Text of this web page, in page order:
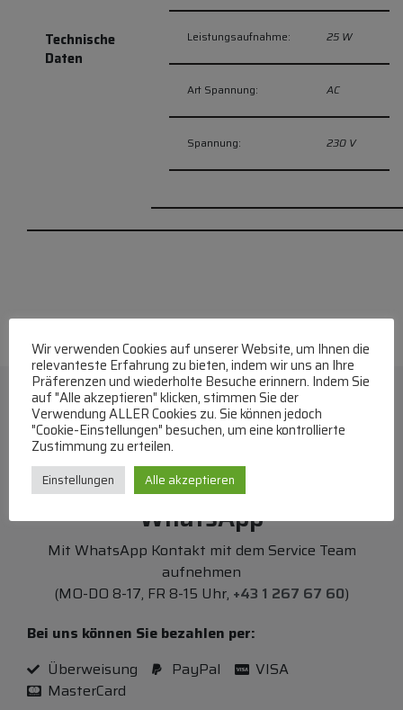
Technische
Daten
Leistungsaufnahme: 25 W
Art Spannung: AC
Spannung: 230 V
WhatsApp
Mit WhatsApp Kontakt mit dem Service Team
aufnehmen
(MO-DO 8-17, FR 8-15 Uhr, +43 1 267 67 60)
Bei uns können Sie bezahlen per:
Überweisung
PayPal
VISA
MasterCard
Wir verwenden Cookies auf unserer Website, um Ihnen die
relevanteste Erfahrung zu bieten, indem wir uns an Ihre
Präferenzen und wiederholte Besuche erinnern. Indem Sie
auf "Alle akzeptieren" klicken, stimmen Sie der
Verwendung ALLER Cookies zu. Sie können jedoch
"Cookie-Einstellungen" besuchen, um eine kontrollierte
Zustimmung zu erteilen.
Einstellungen Alle akzeptieren